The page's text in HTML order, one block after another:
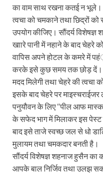
का वाम साथ रखना कतई न भूले।
त्वचा को चमकाने तथा छिद्रों
उपयोग कीजिए। सौंदर्य
खाारे पानी में नहाने के बाद चेहरे
वापिस अपने होटल के कमरे में
करके इसे कुछ समय तक छोड़ दें।
मदद मिलेगी तथा चेहरे की त्वचा
इसके बाद चेहरे पर
पनुयौवन के लिए ‘‘पील आफ
के सफेद भाग में मिलाकर इस
बाद इसे ताजे स्वच्छ जल से धो
मुलायम तथा चमकदार बनती है।
सौंदर्य विशेषज्ञ शहनाज हुसैन का
आपके बाल निर्जिव तथा उलझ